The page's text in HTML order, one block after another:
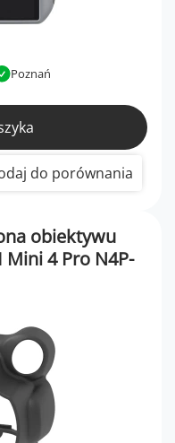
Poznań
do porównania
obiektywu
4 Pro N4P-